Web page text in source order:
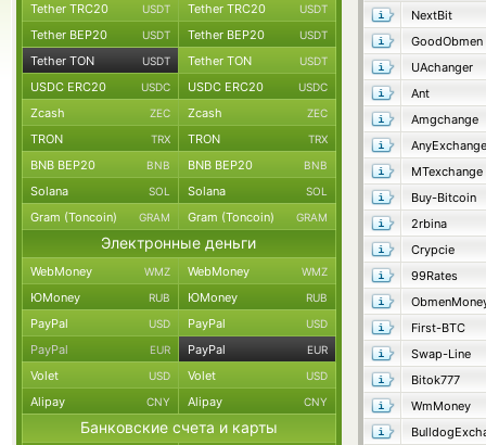
NextBit
GoodObmen
UAchanger
Ant
Amgchange
AnyExchange
MTexchange
Buy-Bitcoin
2rbina
Crypcie
99Rates
First-BTC
Swap-Line
Bitok777
WmMoney
Tether TRC20 USDT Tether TRC20 USDT
Tether BEP20 USDT Tether BEP20 USDT
Tether TON USDT Tether TON USDT
USDC ERC20 USDC USDC ERC20 USDC
Zcash ZEC Zcash ZEC
TRON TRX TRON TRX
BNB BEP20 BNB BNB BEP20 BNB
Solana SOL Solana SOL
Gram (Toncoin) GRAM Gram (Toncoin) GRAM
Электронные деньги
WebMoney WMZ WebMoney WMZ
ЮMoney RUB ЮMoney RUB
PayPal USD PayPal USD
PayPal EUR PayPal EUR
Volet USD Volet USD
Alipay CNY Alipay CNY
Банковские счета и карты